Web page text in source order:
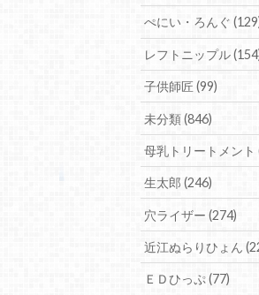
ぺにい・ろんぐ
レフトニップル
子供師匠(99)
未分類(846)
母乳トリートメント
生太郎(246)
穴ライザー(274)
近江ぬらりひょん
ＥＤひっぷ(77)